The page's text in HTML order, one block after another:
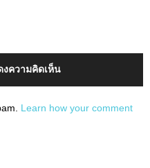
งความคิดเห็น
Learn how your comment